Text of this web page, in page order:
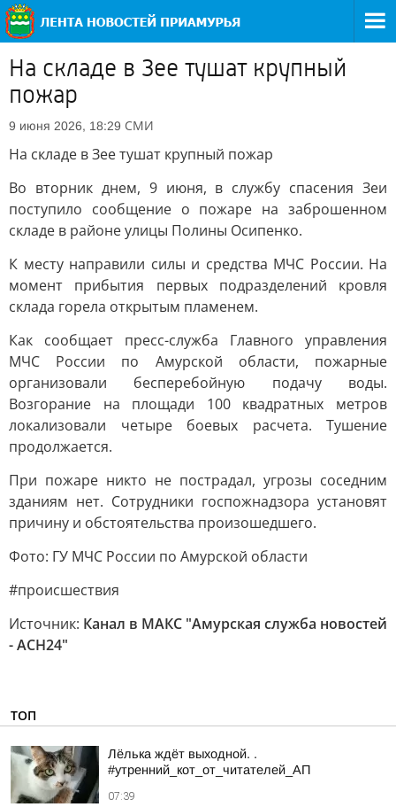
На складе в Зее тушат крупный
пожар
9 июня 2026, 18:29 СМИ
На складе в Зее тушат крупный пожар
Во вторник днем, 9 июня, в службу спасения Зеи
поступило сообщение о пожаре на заброшенном
складе в районе улицы Полины Осипенко.
К месту направили силы и средства МЧС России. На
момент прибытия первых подразделений кровля
склада горела открытым пламенем.
Как сообщает пресс-служба Главного управления
МЧС России по Амурской области, пожарные
организовали бесперебойную подачу воды.
Возгорание на площади 100 квадратных метров
локализовали четыре боевых расчета. Тушение
продолжается.
При пожаре никто не пострадал, угрозы соседним
зданиям нет. Сотрудники госпожнадзора установят
причину и обстоятельства произошедшего.
Фото: ГУ МЧС России по Амурской области
#происшествия
Источник: Канал в МАКС "Амурская служба новостей
- АСН24"
ТОП
Лёлька ждёт выходной. .
#утренний_кот_от_читателей_АП
07:39